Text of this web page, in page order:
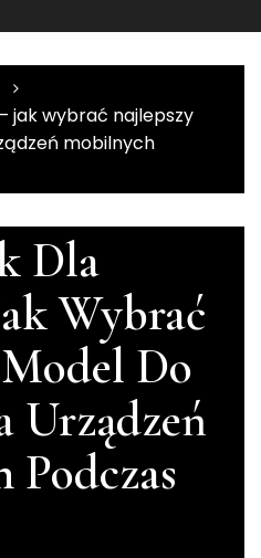
jak wybrać najlepszy
mobilnych
Dla
Wybrać
Do
Urządzeń